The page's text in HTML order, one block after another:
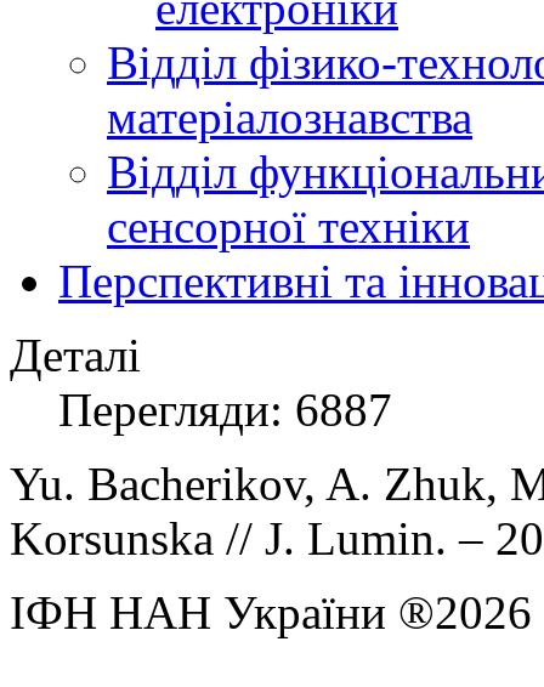
Відділ фізико-
матеріалознавства
Відділ
сенсорної техніки
Перспективні та
Деталі
Перегляди: 6887
Yu. Bacherikov, A. Zhuk,
Korsunska // J. Lumin. –
ІФН НАН України ®2026